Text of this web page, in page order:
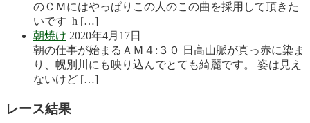
のＣＭにはやっぱりこの人のこの曲を採用して頂きた
いです h […]
朝焼け 2020年4月17日
朝の仕事が始まるＡＭ４:３０ 日高山脈が真っ赤に染ま
り、幌別川にも映り込んでとても綺麗です。 姿は見え
ないけど […]
レース結果